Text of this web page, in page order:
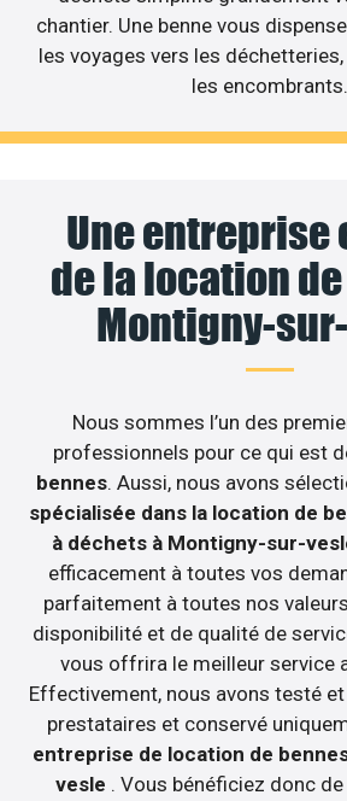
chantier. Une benne vous
les voyages vers les
les encombrants.
Une entreprise
de la location
Montigny-
Nous sommes l’un des
professionnels pour ce qui est
bennes. Aussi, nous avons
spécialisée dans la location de
à déchets à Montigny-sur-
efficacement à toutes vos
parfaitement à toutes nos
disponibilité et de qualité de
vous offrira le meilleur service
Effectivement, nous avons testé
prestataires et conservé
entreprise de location de
vesle . Vous bénéficiez donc de